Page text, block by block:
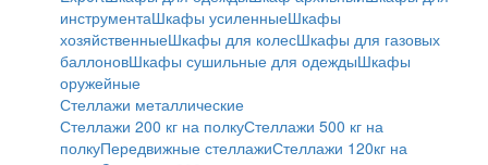
инструментаШкафы усиленныеШкафы
хозяйственныеШкафы для колесШкафы для газовых
баллоновШкафы сушильные для одеждыШкафы
оружейные
Стеллажи металлические
Стеллажи 200 кг на полкуСтеллажи 500 кг на
полкуПередвижные стеллажиСтеллажи 120кг на